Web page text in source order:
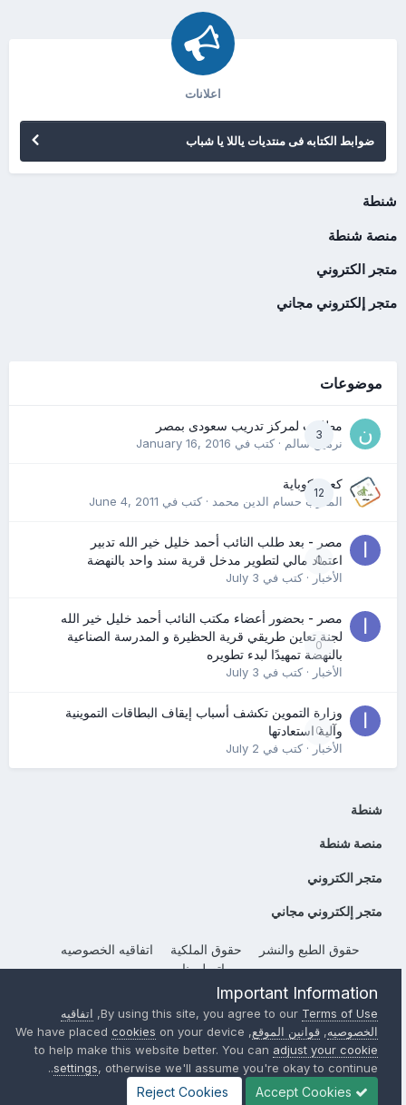
اعلانات
ضوابط الكتابه فى منتديات ياللا يا شباب
شنطة
منصة شنطة
متجر الكتروني
متجر إلكتروني مجاني
موضوعات
3
مطلوب لمركز تدريب سعودى بمصر
نرمين سالم· كتب في January 16, 2016
12
كعب كوباية
المدرب حسام الدين محمد· كتب في June 4, 2011
0
مصر - بعد طلب النائب أحمد خليل خير الله تدبير
اعتماد مالي لتطوير مدخل قرية سند واحد بالنهضة
الأخبار· كتب في July 3
0
مصر - بحضور أعضاء مكتب النائب أحمد خليل خير الله
لجنة تعاين طريقي قرية الحظيرة و المدرسة الصناعية
بالنهضة تمهيدًا لبدء تطويره
الأخبار· كتب في July 3
0
وزارة التموين تكشف أسباب إيقاف البطاقات التموينية
وآلية استعادتها
الأخبار· كتب في July 2
شنطة
منصة شنطة
متجر الكتروني
متجر إلكتروني مجاني
حقوق الطبع والنشر حقوق الملكية
اتفاقيه الخصوصيه
إتصل بنا
Powered by Invision CommunityImportant Information
By using this site, you agree to ourTerms of Use
, اتفاقيه
الخصوصيه, قوانين الموقع, We have placed
cookies on your device
to help make this website better. You canadjust your cookie
settings , otherwise we'll assume you're okay to continue..
Accept Cookies